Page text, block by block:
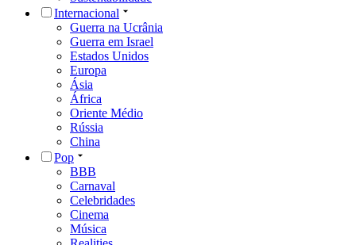
Internacional
Guerra na Ucrânia
Guerra em Israel
Estados Unidos
Europa
Ásia
África
Oriente Médio
Rússia
China
Pop
BBB
Carnaval
Celebridades
Cinema
Música